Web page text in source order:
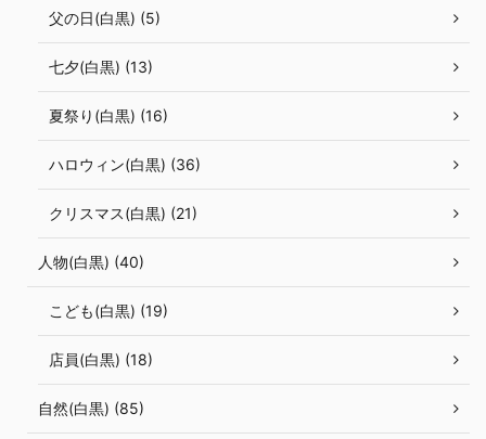
父の日(白黒) (5)
七夕(白黒) (13)
夏祭り(白黒) (16)
ハロウィン(白黒) (36)
クリスマス(白黒) (21)
人物(白黒) (40)
こども(白黒) (19)
店員(白黒) (18)
自然(白黒) (85)